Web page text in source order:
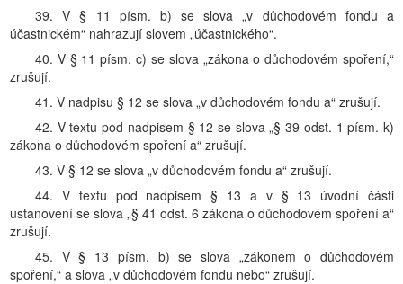
39. V § 11 písm. b) se slova „v důchodovém fondu a
účastnickém“ nahrazují slovem „účastnického“.
40. V § 11 písm. c) se slova „zákona o důchodovém spoření,“
zrušují.
41. V nadpisu § 12 se slova „v důchodovém fondu a“ zrušují.
42. V textu pod nadpisem § 12 se slova „§ 39 odst. 1 písm. k)
zákona o důchodovém spoření a“ zrušují.
43. V § 12 se slova „v důchodovém fondu a“ zrušují.
44. V textu pod nadpisem § 13 a v § 13 úvodní části
ustanovení se slova „§ 41 odst. 6 zákona o důchodovém spoření a“
zrušují.
45. V § 13 písm. b) se slova „zákonem o důchodovém
spoření,“ a slova „v důchodovém fondu nebo“ zrušují.